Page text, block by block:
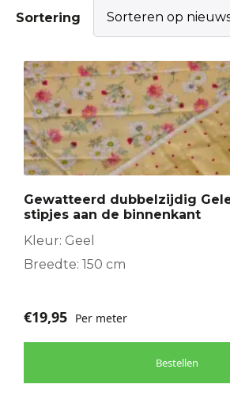
Sortering
Gewatteerd dubbelzijdig
stipjes aan de binnenkant
Kleur: Geel
Breedte: 150 cm
€19,95 Per meter
Bestellen